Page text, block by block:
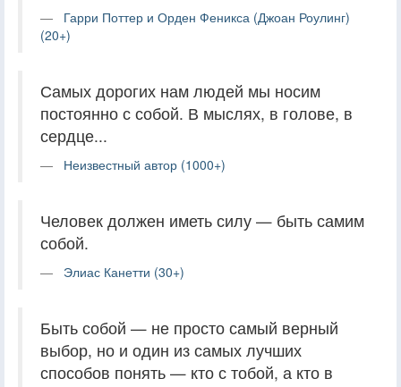
Гарри Поттер и Орден Феникса (Джоан Роулинг)
(20+)
Самых дорогих нам людей мы носим
постоянно с собой. В мыслях, в голове, в
сердце...
Неизвестный автор (1000+)
Человек должен иметь силу — быть самим
собой.
Элиас Канетти (30+)
Быть собой — не просто самый верный
выбор, но и один из самых лучших
способов понять — кто с тобой, а кто в